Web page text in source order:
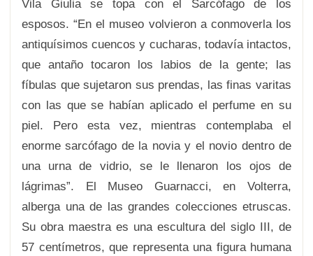
Vila Giulia se topa con el Sarcófago de los
esposos. “En el museo volvieron a conmoverla los
antiquísimos cuencos y cucharas, todavía intactos,
que antaño tocaron los labios de la gente; las
fíbulas que sujetaron sus prendas, las finas varitas
con las que se habían aplicado el perfume en su
piel. Pero esta vez, mientras contemplaba el
enorme sarcófago de la novia y el novio dentro de
una urna de vidrio, se le llenaron los ojos de
lágrimas”. El Museo Guarnacci, en Volterra,
alberga una de las grandes colecciones etruscas.
Su obra maestra es una escultura del siglo III, de
57 centímetros, que representa una figura humana